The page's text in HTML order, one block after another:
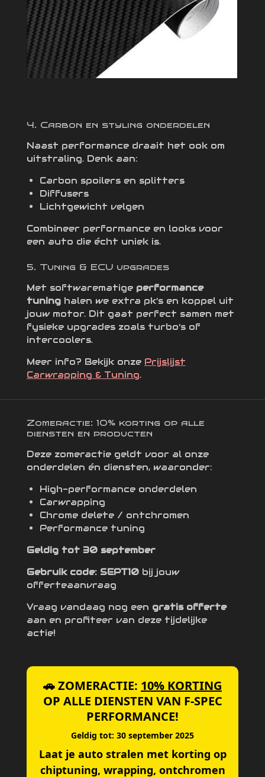
4. Carbon en styling onderdelen
Naast performance draait het ook om
uitstraling. Denk aan:
Carbon spoilers en splitters
Diffusers
Lichtgewicht velgen
Combineer performance en looks voor
een auto die écht uniek is.
5. Tuning & ECU upgrades
Met softwarematige performance
tuninghalen we extra pk’s en koppel uit
jouw motor. Dit gaat perfect samen met
fysieke upgrades zoals turbo’s of
intercoolers.
Meer info? Bekijk onze Prijslijst
Carwrapping & Tuning.
Zomeractie: 10% korting op alle
diensten en producten
Deze zomeractie geldt voor al onze
onderdelen én diensten, waaronder:
High-performance onderdelen
Carwrapping
Chrome delete / ontchromen
Performance tuning
Geldig tot 30 september
Gebruik code: SEPT10bij jouw
offerteaanvraag
Vraag vandaag nog een gratis offerte
aan en profiteer van deze tijdelijke
actie!
🚗 ZOMERACTIE: 10% KORTING
OP ALLE DIENSTEN VAN F-SPEC
PERFORMANCE!
Geldig tot: 30 september 2025
Laat je auto stralen met korting op
chiptuning, wrapping, ontchromen